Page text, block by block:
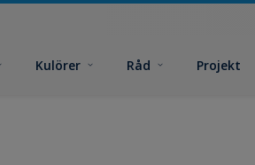
Kulörer Råd Projekt